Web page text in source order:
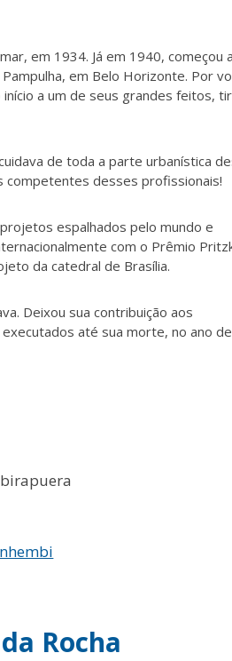
em 1934. Já em 1940,começou
em Belo Horizonte. Por
início a um de seus grandes feitos,
de toda a parte urbanística
competentes desses profissionais!
espalhados pelo mundo e
com o Prêmio
da catedral de Brasília.
Deixou sua contribuição aos
até sua morte, no ano de
Rocha